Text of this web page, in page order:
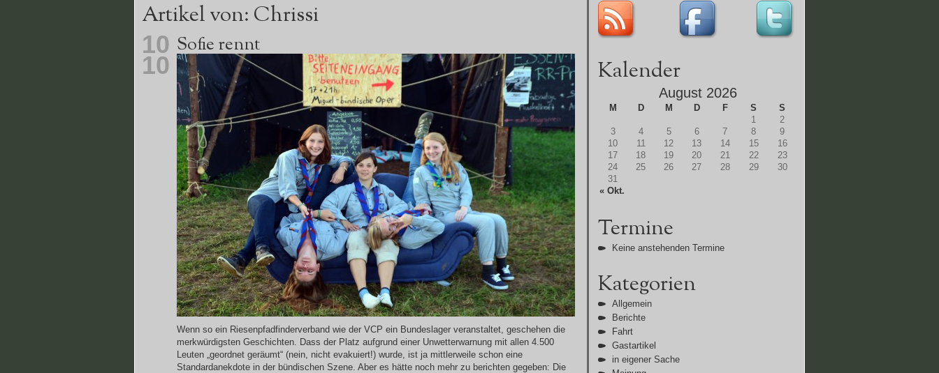
Artikel von: Chrissi
10
10
Sofie rennt
Wenn so ein Riesenpfadfinderverband wie der VCP ein Bundeslager veranstaltet, geschehen die
merkwürdigsten Geschichten. Dass der Platz aufgrund einer Unwetterwarnung mit allen 4.500
Leuten „geordnet geräumt“ (nein, nicht evakuiert!) wurde, ist ja mittlerweile schon eine
Standardanekdote in der bündischen Szene. Aber es hätte noch mehr zu berichten gegeben: Die
Kalender
August 2026
M D M D F S S
« Okt.
1
2
3
4 5 6 7 8
9
10
11 12 13 14 15
16
17
18 19 20 21 22
23
24
25 26 27 28 29
30
31
Termine
Keine anstehenden Termine
Kategorien
Allgemein
Berichte
Fahrt
Gastartikel
in eigener Sache